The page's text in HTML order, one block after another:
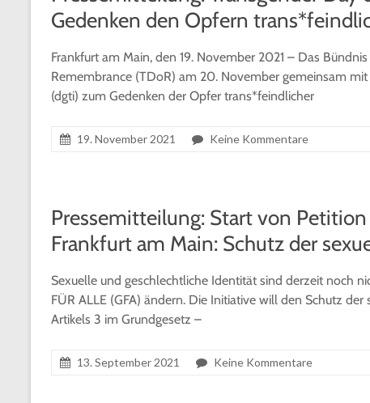
Gedenken den Opfern
Frankfurt am Main, den 19. November 2021 – Das
Remembrance (TDoR) am 20. November gemeinsam
(dgti) zum Gedenken der Opfer trans*feindlicher
19. November 2021 Keine Kommentare
Pressemitteilung: Start von
Frankfurt am Main: Schutz der
Sexuelle und geschlechtliche Identität sind derzeit noch
FÜR ALLE (GFA) ändern. Die Initiative will den Schutz
Artikels 3 im Grundgesetz –
13. September 2021 Keine Kommentare